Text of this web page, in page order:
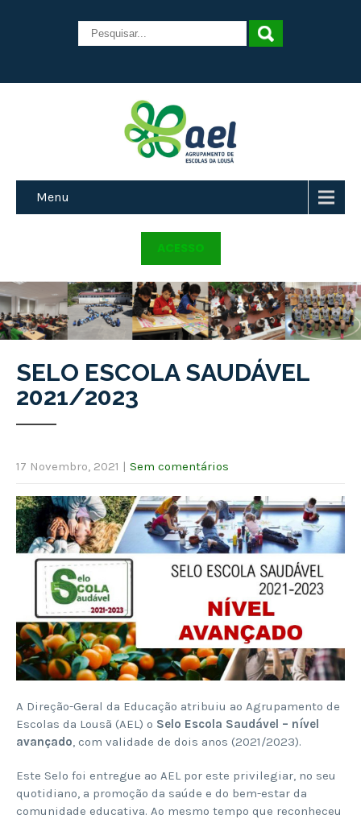
Menu
ACESSO
SELO ESCOLA SAUDÁVEL
2021/2023
17 Novembro, 2021 | Sem comentários
A Direção-Geral da Educação atribuiu ao Agrupamento de
Escolas da Lousã (AEL) o Selo Escola Saudável – nível
avançado, com validade de dois anos (2021/2023).
Este Selo foi entregue ao AEL por este privilegiar, no seu
quotidiano, a promoção da saúde e do bem-estar da
comunidade educativa. Ao mesmo tempo que reconheceu